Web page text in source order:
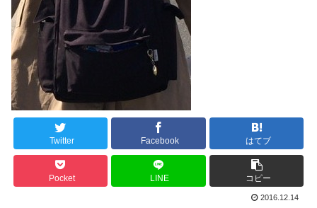
Twitter Facebook はてブ
Pocket LINE コピー
2016.12.14